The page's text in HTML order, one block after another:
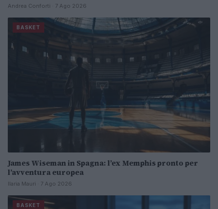
Andrea Conforti · 7 Ago 2026
BASKET
James Wiseman in Spagna: l’ex Memphis pronto per
l’avventura europea
Ilaria Mauri · 7 Ago 2026
BASKET